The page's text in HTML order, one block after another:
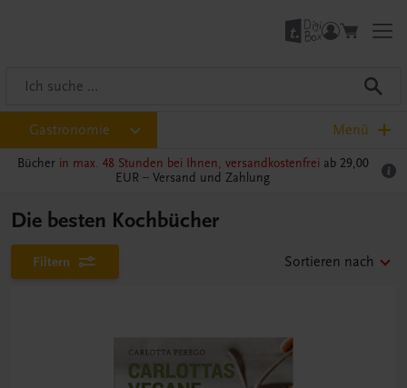
Gastronomie Menü
Bücher in max. 48 Stunden bei Ihnen, versandkostenfrei ab 29,00
EUR – Versand und Zahlung
Die besten Kochbücher
Filtern Sortieren nach